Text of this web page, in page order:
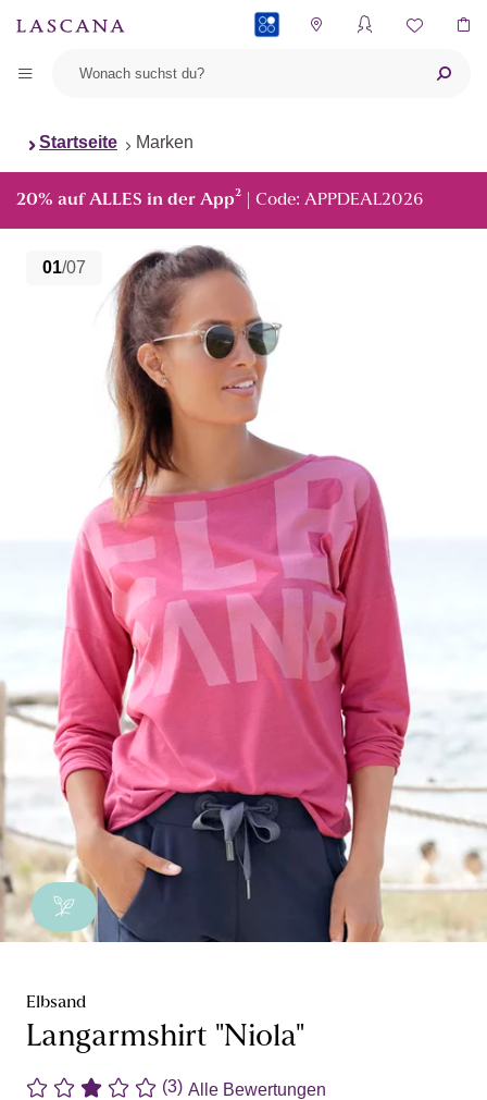
Startseite Marken
20% auf ALLES in der App² | Code: APPDEAL2026
01/07
Elbsand
Langarmshirt "Niola"
(3) Alle Bewertungen